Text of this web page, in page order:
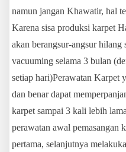
namun jangan Khawatir, hal
Karena sisa produksi karpet
akan berangsur-angsur hilang
vacuuming selama 3 bulan
setiap hari)Perawatan Karpet
dan benar dapat
karpet sampai 3 kali lebih
perawatan awal pemasangan
pertama, selanjutnya